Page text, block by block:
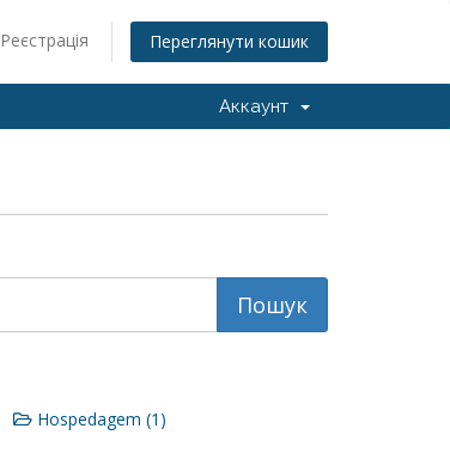
Реєстрація Переглянути кошик
Аккаунт
Hospedagem (1)